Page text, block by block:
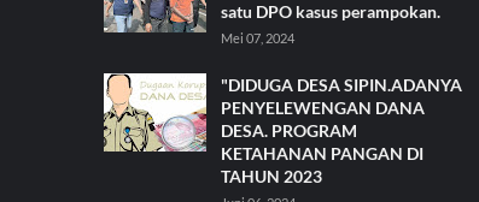
satu DPO kasus perampokan.
Mei 07, 2024
"DIDUGA DESA SIPIN.ADANYA
PENYELEWENGAN DANA
DESA. PROGRAM
KETAHANAN PANGAN DI
TAHUN 2023